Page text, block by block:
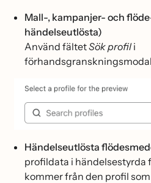
Mall-, kampanjer- och
händelseutlösta)
Använd fältetSök profili
Händelseutlösta
profildata i händelsestyrda
kommer från den profil